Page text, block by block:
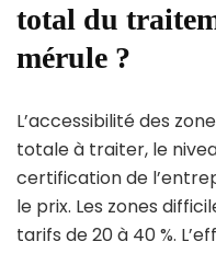
total du
mérule ?
L’accessibilité des
totale à traiter, le
certification de
le prix. Les zones
tarifs de 20 à 40 %.